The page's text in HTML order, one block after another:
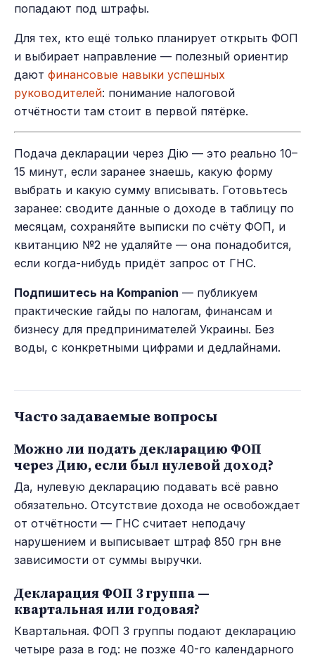
попадают под штрафы.
Для тех, кто ещё только планирует открыть ФОП
и выбирает направление — полезный ориентир
дают финансовые навыки успешных
руководителей: понимание налоговой
отчётности там стоит в первой пятёрке.
Подача декларации через Дію — это реально 10–
15 минут, если заранее знаешь, какую форму
выбрать и какую сумму вписывать. Готовьтесь
заранее: сводите данные о доходе в таблицу по
месяцам, сохраняйте выписки по счёту ФОП, и
квитанцию №2 не удаляйте — она понадобится,
если когда-нибудь придёт запрос от ГНС.
Подпишитесь на Kompanion — публикуем
практические гайды по налогам, финансам и
бизнесу для предпринимателей Украины. Без
воды, с конкретными цифрами и дедлайнами.
Часто задаваемые вопросы
Можно ли подать декларацию ФОП
через Дию, если был нулевой доход?
Да, нулевую декларацию подавать всё равно
обязательно. Отсутствие дохода не освобождает
от отчётности — ГНС считает неподачу
нарушением и выписывает штраф 850 грн вне
зависимости от суммы выручки.
Декларация ФОП 3 группа —
квартальная или годовая?
Квартальная. ФОП 3 группы подают декларацию
четыре раза в год: не позже 40-го календарного